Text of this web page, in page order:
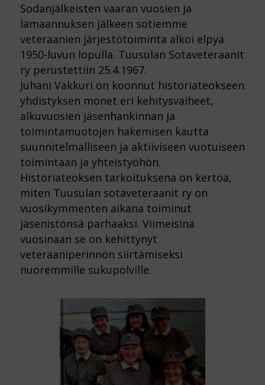
Sodanjälkeisten vaaran vuosien ja
lamaannuksen jälkeen sotiemme
veteraanien järjestötoiminta alkoi elpyä
1950-luvun lopulla. Tuusulan Sotaveteraanit
ry perustettiin 25.4.1967.
Juhani Vakkuri on koonnut historiateokseen
yhdistyksen monet eri kehitysvaiheet,
alkuvuosien jäsenhankinnan ja
toimintamuotojen hakemisen kautta
suunnitelmalliseen ja aktiiviseen vuotuiseen
toimintaan ja yhteistyöhön.
Historiateoksen tarkoituksena on kertoa,
miten Tuusulan sotaveteraanit ry on
vuosikymmenten aikana toiminut
jäsenistönsä parhaaksi. Viimeisinä
vuosinaan se on kehittynyt
veteraaniperinnön siirtämiseksi
nuoremmille sukupolville.